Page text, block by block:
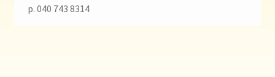
p. 040 743 8314